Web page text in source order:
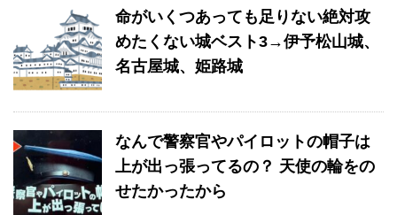
命がいくつあっても足りない絶対攻
めたくない城ベスト3→伊予松山城、
名古屋城、姫路城
なんで警察官やパイロットの帽子は
上が出っ張ってるの？ 天使の輪をの
せたかったから